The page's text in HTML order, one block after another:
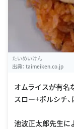
たいめいけん
出典： taimeiken.co.jp
オムライスが有名
スロー+ボルシチ
池波正太郎先生に